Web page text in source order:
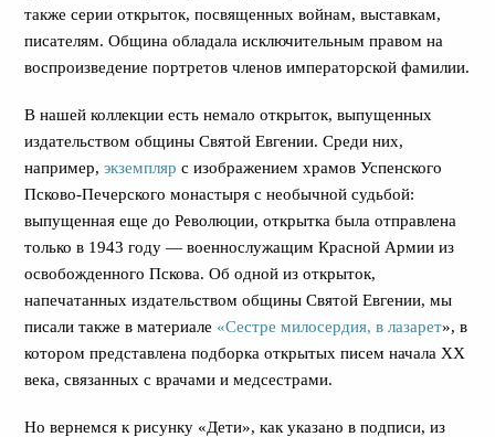
также серии открыток, посвященных войнам, выставкам,
писателям. Община обладала исключительным правом на
воспроизведение портретов членов императорской фамилии.
В нашей коллекции есть немало открыток, выпущенных
издательством общины Святой Евгении. Среди них,
например, экземпляр с изображением храмов Успенского
Псково-Печерского монастыря с необычной судьбой:
выпущенная еще до Революции, открытка была отправлена
только в 1943 году — военнослужащим Красной Армии из
освобожденного Пскова. Об одной из открыток,
напечатанных издательством общины Святой Евгении, мы
писали также в материале «Сестре милосердия, в лазарет», в
котором представлена подборка открытых писем начала ХХ
века, связанных с врачами и медсестрами.
Но вернемся к рисунку «Дети», как указано в подписи, из